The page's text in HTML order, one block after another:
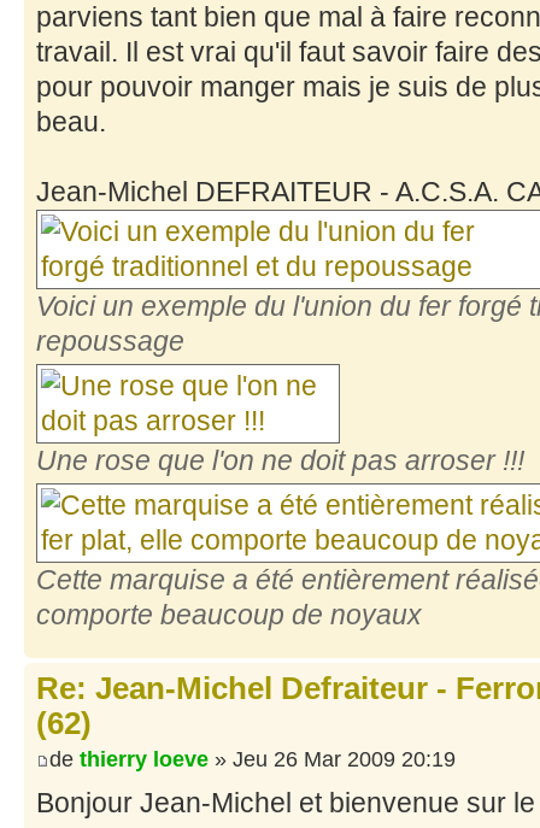
parviens tant bien que mal à faire
travail. Il est vrai qu'il faut savoir faire
pour pouvoir manger mais je suis de
beau.
Jean-Michel DEFRAITEUR - A.C.S.A.
Voici un exemple du l'union du fer forgé
repoussage
Une rose que l'on ne doit pas arroser !!!
Cette marquise a été entièrement
comporte beaucoup de noyaux
Re: Jean-Michel Defraiteur -
(62)
de thierry loeve » Jeu 26 Mar 2009 20:19
Bonjour Jean-Michel et bienvenue sur